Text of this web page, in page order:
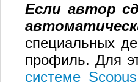
Если автор
специальных
профиль. Для
системе Scopus